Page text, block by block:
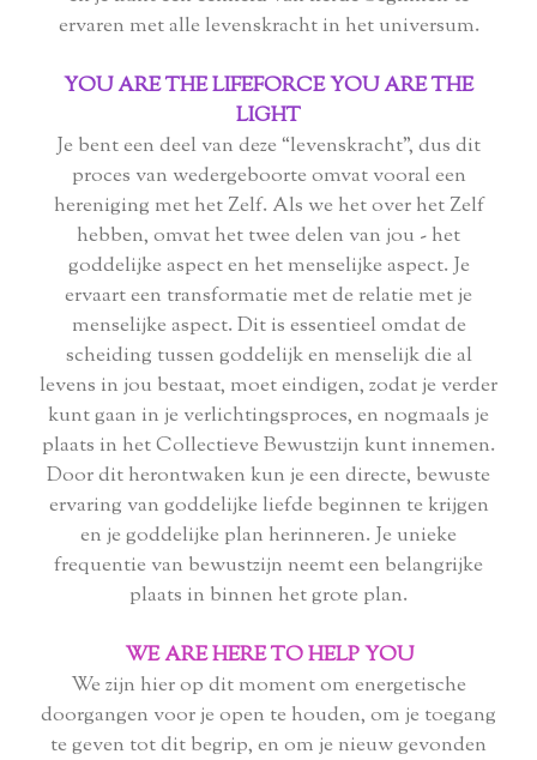
ervaren met alle levenskracht in het universum.
YOU ARE THE LIFEFORCE YOU ARE THE
LIGHT
Je bent een deel van deze “levenskracht”, dus dit
proces van wedergeboorte omvat vooral een
hereniging met het Zelf. Als we het over het Zelf
hebben, omvat het twee delen van jou - het
goddelijke aspect en het menselijke aspect. Je
ervaart een transformatie met de relatie met je
menselijke aspect. Dit is essentieel omdat de
scheiding tussen goddelijk en menselijk die al
levens in jou bestaat, moet eindigen, zodat je verder
kunt gaan in je verlichtingsproces, en nogmaals je
plaats in het Collectieve Bewustzijn kunt innemen.
Door dit herontwaken kun je een directe, bewuste
ervaring van goddelijke liefde beginnen te krijgen
en je goddelijke plan herinneren. Je unieke
frequentie van bewustzijn neemt een belangrijke
plaats in binnen het grote plan.
WE ARE HERE TO HELP YOU
We zijn hier op dit moment om energetische
doorgangen voor je open te houden, om je toegang
te geven tot dit begrip, en om je nieuw gevonden